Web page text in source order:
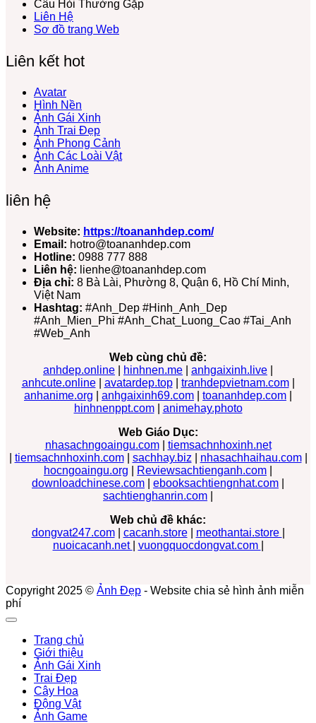
Câu Hỏi Thường Gặp
Liên Hệ
Sơ đồ trang Web
Liên kết hot
Avatar
Hình Nền
Ảnh Gái Xinh
Ảnh Trai Đẹp
Ảnh Phong Cảnh
Ảnh Các Loài Vật
Ảnh Anime
liên hệ
Website: https://toananhdep.com/
Email: hotro@toananhdep.com
Hotline: 0988 777 888
Liên hệ: lienhe@toananhdep.com
Địa chỉ: 8 Bà Lài, Phường 8, Quận 6, Hồ Chí Minh,
Việt Nam
Hashtag: #Anh_Dep #Hinh_Anh_Dep
#Anh_Mien_Phi #Anh_Chat_Luong_Cao #Tai_Anh
#Web_Anh
Web cùng chủ đề:
anhdep.online
hinhnen.me anhgaixinh.live
anhcute.online| avatardep.top| tranhdepvietnam.com|
anhanime.org
anhgaixinh69.com toananhdep.com
hinhnenppt.com| animehay.photo
Web Giáo Dục:
nhasachngoaingu.com| tiemsachnhoxinh.net
tiemsachnhoxinh.com| sachhay.biz nhasachhaihau.com|
hocngoaingu.org
Reviewsachtienganh.com
downloadchinese.com
ebooksachtiengnhat.com
sachtienghanrin.com
Web chủ đề khác:
dongvat247.com| cacanh.store| meothantai.store
nuoicacanh.net
vuongquocdongvat.com
Copyright 2025 © Ảnh Đẹp - Website chia sẻ hình ảnh miễn
phí
Trang chủ
Giới thiệu
Ảnh Gái Xinh
Trai Đẹp
Cây Hoa
Động Vật
Ảnh Game